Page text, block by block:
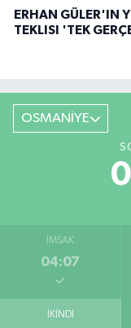
ERHAN GÜLER'IN
TEKLISI 'TEK
OSMANİYE
İMSAK
04:07
İKINDI